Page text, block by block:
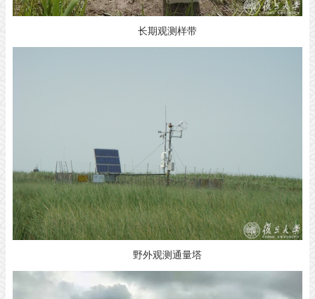
长期观测样带
野外观测通量塔